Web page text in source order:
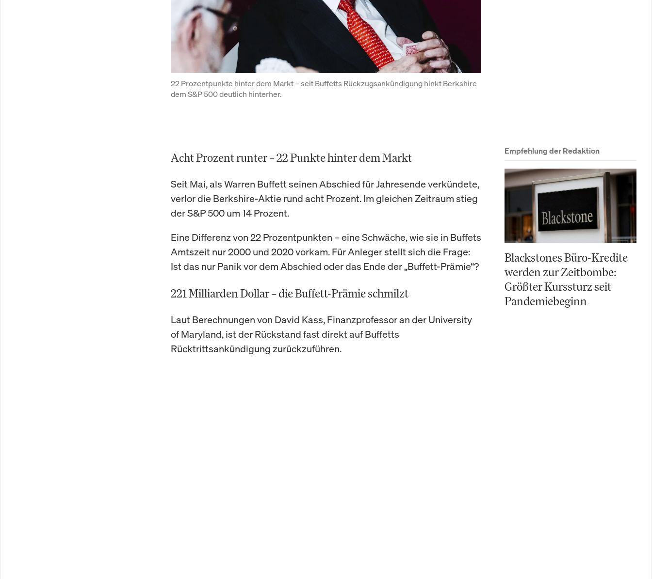
22 Prozentpunkte hinter dem Markt – seit Buffetts Rückzugsankündigung hinkt Berkshire
dem S&P 500 deutlich hinterher.
Acht Prozent runter – 22 Punkte hinter dem Markt
Seit Mai, als Warren Buffett seinen Abschied für Jahresende verkündete,
verlor die Berkshire-Aktie rund acht Prozent. Im gleichen Zeitraum stieg
der S&P 500 um 14 Prozent.
Eine Differenz von 22 Prozentpunkten – eine Schwäche, wie sie in Buffets
Amtszeit nur 2000 und 2020 vorkam. Für Anleger stellt sich die Frage:
Ist das nur Panik vor dem Abschied oder das Ende der „Buffett-Prämie“?
221 Milliarden Dollar – die Buffett-Prämie schmilzt
Laut Berechnungen von David Kass, Finanzprofessor an der University
of Maryland, ist der Rückstand fast direkt auf Buffetts
Rücktrittsankündigung zurückzuführen.
Empfehlung der Redaktion
Blackstones Büro-Kredite
werden zur Zeitbombe:
Größter Kurssturz seit
Pandemiebeginn